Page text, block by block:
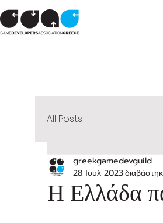
All Posts
Η Ελλάδα
greekgamedevguild
28 Ιουλ 2023